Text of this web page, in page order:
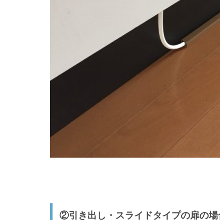
②引き出し・スライドタイプの扉の場